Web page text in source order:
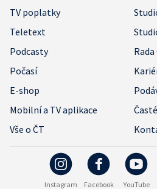
TV poplatky
Teletext
Podcasty
Rada
Počasí
E-shop
Mobilní a TV aplikace
Vše o ČT
Instagram Facebook YouTube